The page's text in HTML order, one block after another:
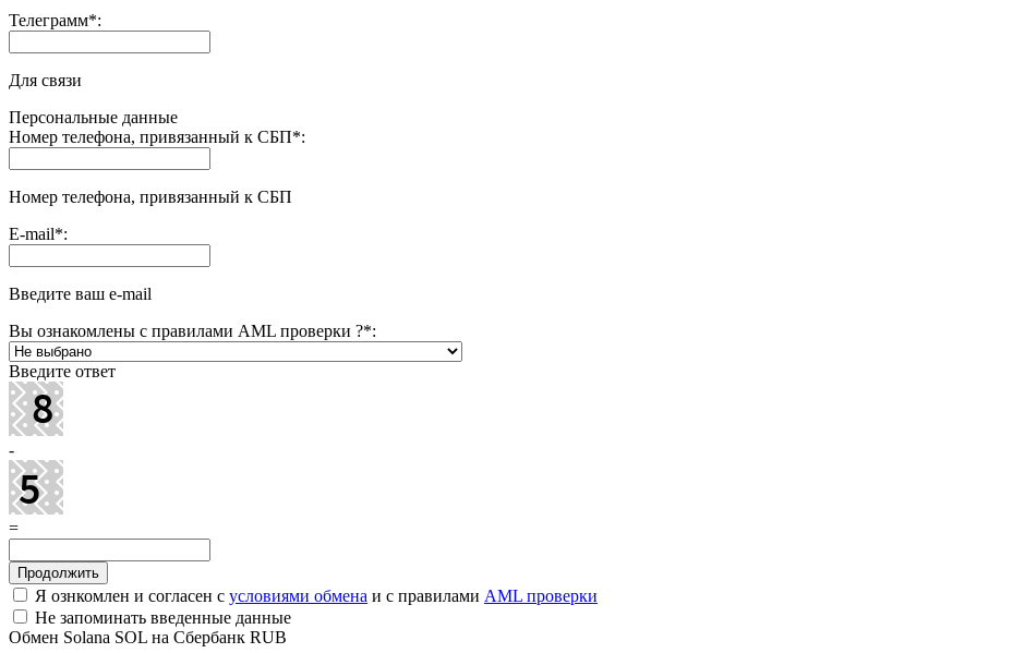
Телеграмм*:
Для связи
Персональные данные
Номер телефона, привязанный к СБП*:
Номер телефона, привязанный к СБП
E-mail*:
Введите ваш e-mail
Вы ознакомлены с правилами AML проверки ?*:
Введите ответ
-
=
Я ознкомлен и согласен с условиями обмена и с правилами AML проверки
Не запоминать введенные данные
Обмен Solana SOL на Сбербанк RUB